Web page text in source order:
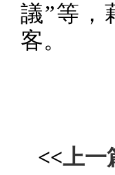
議”等，
客。
<<上一